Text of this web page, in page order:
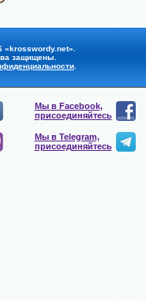
«krosswordy.net».
защищены.
.
Мы в Facebook,
присоединяйтесь
Мы в Telegram,
присоединяйтесь